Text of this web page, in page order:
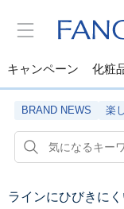
キャンペーン 化粧
BRAND NEWS 楽
ラインにひびきに